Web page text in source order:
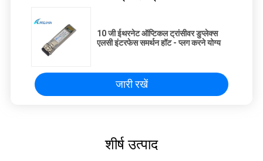
10 जी ईथरनेट ऑप्टिकल ट्रांसीवर डुप्लेक्स
एलसी इंटरफेस समर्थन हॉट - प्लग करने योग्य
जारी रखें
शीर्ष उत्पाद